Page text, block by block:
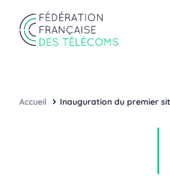
Accueil Inauguration du premier